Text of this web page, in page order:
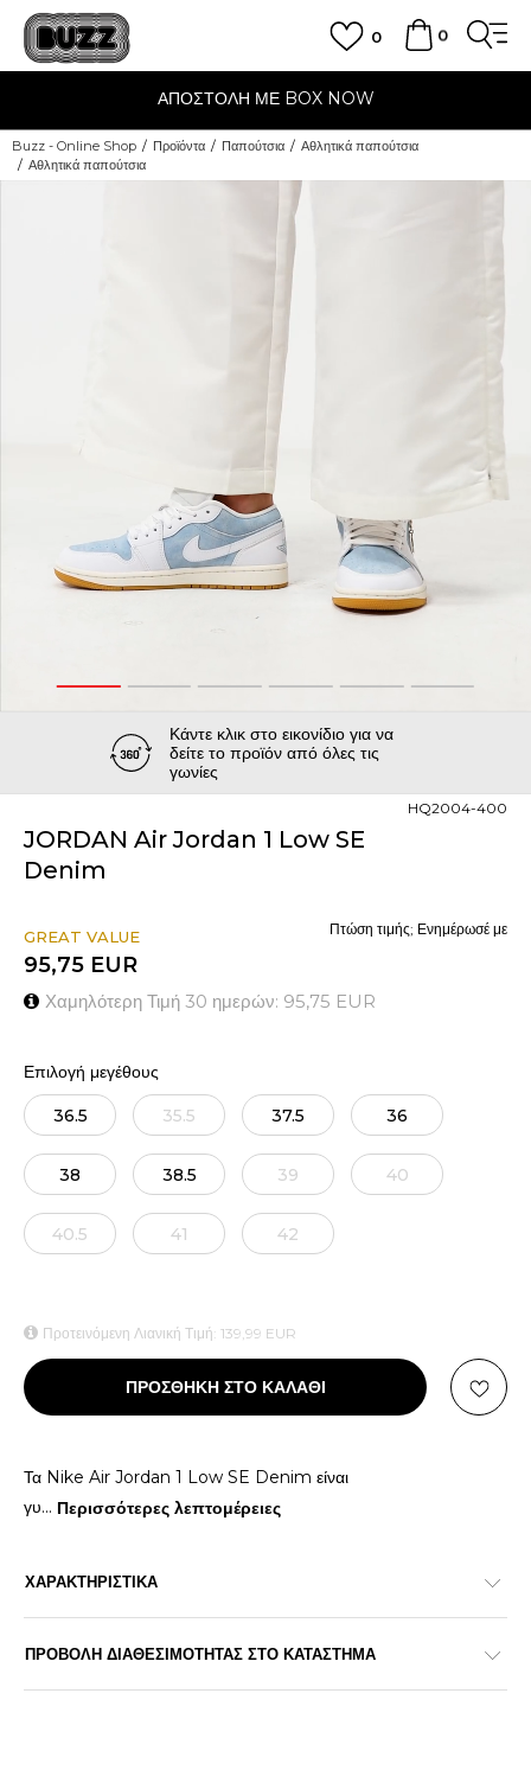
0
0
ΑΠΟΣΤΟΛΗ ΜΕ BOX NOW
Buzz - Online Shop Προϊόντα Παπούτσια
Αθλητικά παπούτσια
Αθλητικά παπούτσια
1 2 3 4 5 6
Κάντε κλικ στο εικονίδιο για να
δείτε το προϊόν από όλες τις
γωνίες
JORDAN Air Jordan 1 Low SE
Denim
HQ2004-400
GREAT VALUE
95,75 EUR
Χαμηλότερη Τιμή 30 ημερών: 95,75 EUR
Πτώση τιμής; Ενημέρωσέ με
Επιλογή μεγέθους
36.5 35.5 37.5 36
38 38.5 39 40
40.5 41 42
Προτεινόμενη Λιανική Τιμή: 139,99 EUR
ΠΡΟΣΘΗΚΗ ΣΤΟ ΚΑΛΑΘΙ
Τα Nike Air Jordan 1 Low SE Denim είναι
γυ... Περισσότερες λεπτομέρειες
ΧΑΡΑΚΤΗΡΙΣΤΙΚΑ
ΠΡΟΒΟΛΗ ΔΙΑΘΕΣΙΜΟΤΗΤΑΣ ΣΤΟ ΚΑΤΑΣΤΗΜΑ